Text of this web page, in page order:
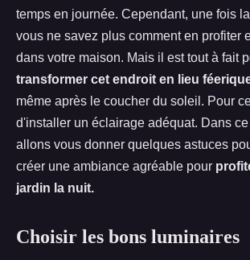
temps en journée. Cependant, une fois
vous ne savez plus comment en profiter
dans votre maison. Mais il est tout à fait
transformer cet endroit en lieu
même après le coucher du soleil. Pour
d'installer un éclairage adéquat. Dans
allons vous donner quelques astuces
créer une ambiance agréable pour
jardin la nuit.
Choisir les bons luminaires